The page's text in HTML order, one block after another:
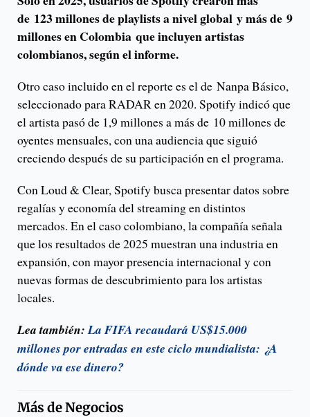
de 123 millones de playlists a nivel global y más de 9
millones en Colombia que incluyen artistas
colombianos, según el informe.
Otro caso incluido en el reporte es el de Nanpa Básico,
seleccionado para RADAR en 2020. Spotify indicó que
el artista pasó de 1,9 millones a más de 10 millones de
oyentes mensuales, con una audiencia que siguió
creciendo después de su participación en el programa.
Con Loud & Clear, Spotify busca presentar datos sobre
regalías y economía del streaming en distintos
mercados. En el caso colombiano, la compañía señala
que los resultados de 2025 muestran una industria en
expansión, con mayor presencia internacional y con
nuevas formas de descubrimiento para los artistas
locales.
Lea también:La FIFA recaudará US$15.000
millones por entradas en este ciclo mundialista: ¿A
dónde va ese dinero?
Más deNegocios